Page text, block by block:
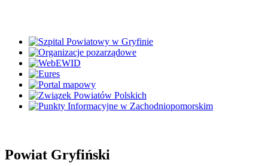
Powiat Gryfiński